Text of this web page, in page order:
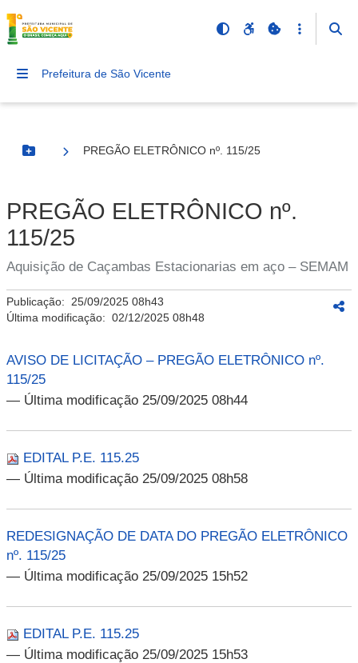
Prefeitura de São Vicente
Botão Menu
PREGÃO ELETRÔNICO nº. 115/25
PREGÃO ELETRÔNICO nº.
115/25
Aquisição de Caçambas Estacionarias em aço – SEMAM
Publicação: 25/09/2025 08h43
Última modificação: 02/12/2025 08h48
AVISO DE LICITAÇÃO – PREGÃO ELETRÔNICO nº.
115/25
— Última modificação 25/09/2025 08h44
EDITAL P.E. 115.25
— Última modificação 25/09/2025 08h58
REDESIGNAÇÃO DE DATA DO PREGÃO ELETRÔNICO
nº. 115/25
— Última modificação 25/09/2025 15h52
EDITAL P.E. 115.25
— Última modificação 25/09/2025 15h53